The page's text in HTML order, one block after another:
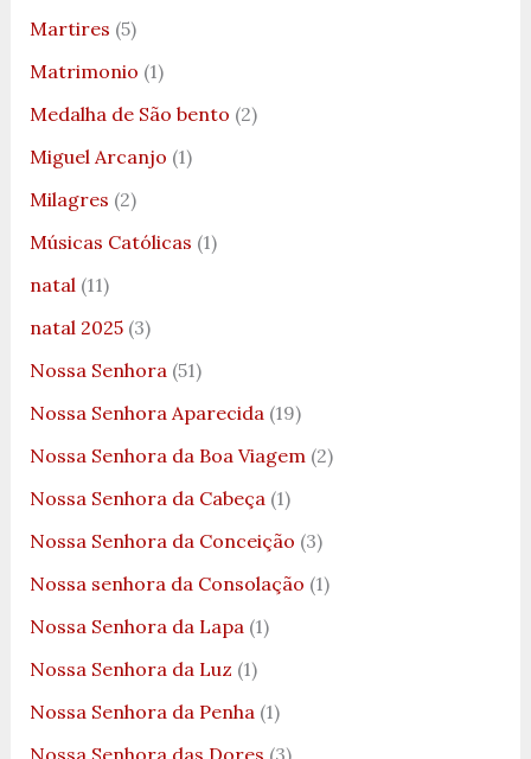
Martires (5)
Matrimonio (1)
Medalha de São bento (2)
Miguel Arcanjo (1)
Milagres (2)
Músicas Católicas (1)
natal(11)
natal 2025(3)
Nossa Senhora(51)
Nossa Senhora Aparecida(19)
Nossa Senhora da Boa Viagem(2)
Nossa Senhora da Cabeça(1)
Nossa Senhora da Conceição (3)
Nossa senhora da Consolação (1)
Nossa Senhora da Lapa(1)
Nossa Senhora da Luz (1)
Nossa Senhora da Penha(1)